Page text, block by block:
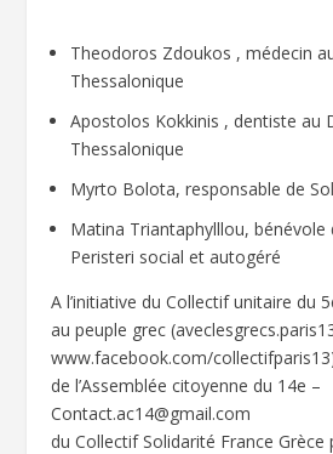
Theodoros Zdoukos , médecin
Thessalonique
Apostolos Kokkinis , dentiste au
Thessalonique
Myrto Bolota, responsable de
Matina Triantaphylllou, bénévole
Peristeri social et autogéré
A l’initiative du Collectif unitaire du
au peuple grec
www.facebook.com/
de l’Assemblée citoyenne du 14e –
Contact.ac14@gmail.com
du Collectif Solidarité France Grèce